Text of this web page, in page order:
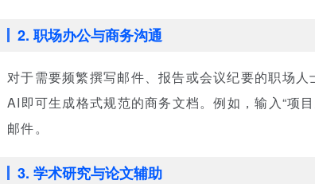
2. 职场办公与商务沟通
对于需要频繁撰写邮件、报告或会议纪要的职场
AI即可生成格式规范的商务文档。例如，输入“项
邮件。
3. 学术研究与论文辅助